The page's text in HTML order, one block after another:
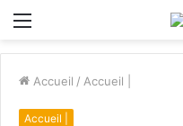
Menu
Accueil / Accueil |
Accueil |